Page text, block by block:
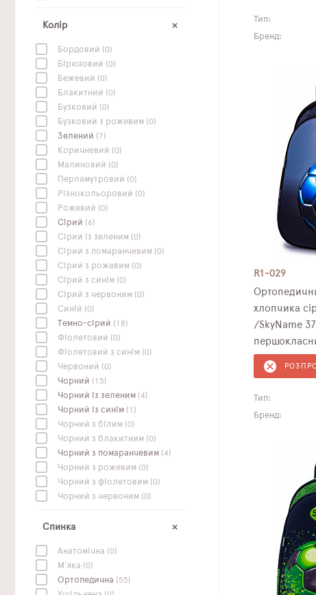
Колір
Бордовий (0)
Бірюзовий (0)
Бежевий (0)
Блакитний (0)
Бузковий (0)
Бузковий з рожевим (0)
Зелений (7)
Коричневий (0)
Малиновий (0)
Перламутровий (0)
Різнокольоровий (0)
Рожевий (0)
Сірий (6)
Сірий із зеленим (0)
Сірий з помаранчевим (0)
Сірий з рожевим (0)
Сірий з синім (0)
Сірий з червоним (0)
Синій (0)
Темно-сірий (18)
Фіолетовий (0)
Фіолетовий з синім (0)
Червоний (0)
Чорний (15)
Чорний із зеленим (4)
Чорний із синім (1)
Чорний з білим (0)
Чорний з блакитним (0)
Чорний з помаранчевим (4)
Чорний з рожевим (0)
Чорний з фіолетовим (0)
Чорний з червоним (0)
Спинка
Анатомічна (0)
М'яка (0)
Ортопедична (55)
Тип:
Бренд:
R1-029
хлопчика
/SkyName
Тип:
Бренд: